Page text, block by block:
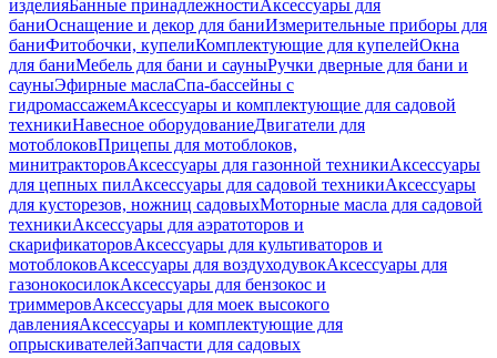
изделияБанные принадлежностиАксессуары для
баниОснащение и декор для баниИзмерительные приборы для
баниФитобочки, купелиКомплектующие для купелейОкна
для баниМебель для бани и сауныРучки дверные для бани и
сауныЭфирные маслаСпа-бассейны с
гидромассажемАксессуары и комплектующие для садовой
техникиНавесное оборудованиеДвигатели для
мотоблоковПрицепы для мотоблоков,
минитракторовАксессуары для газонной техникиАксессуары
для цепных пилАксессуары для садовой техникиАксессуары
для кусторезов, ножниц садовыхМоторные масла для садовой
техникиАксессуары для аэратоторов и
скарификаторовАксессуары для культиваторов и
мотоблоковАксессуары для воздуходувокАксессуары для
газонокосилокАксессуары для бензокос и
триммеровАксессуары для моек высокого
давленияАксессуары и комплектующие для
опрыскивателейЗапчасти для садовых